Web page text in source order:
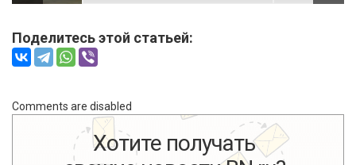
Поделитесь этой статьей:
Comments are disabled
Хотите получать